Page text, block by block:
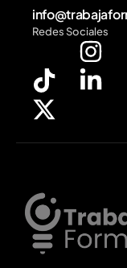
Redes Sociales